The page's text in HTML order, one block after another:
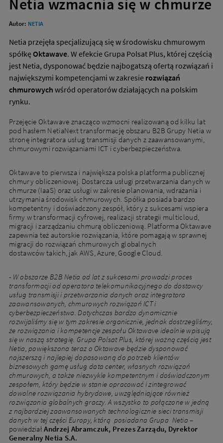
Netia wzmacnia się w chmurze
Autor: NETIA
Netia przejęła specjalizującą się w środowisku chmurowym
spółkęOktawave. W efekcie Grupa Polsat Plus, której częścią
jest Netia, dysponować będzie najbogatszą ofertą rozwiązań i
największymi kompetencjami w zakresie rozwiązań
chmurowych wśród operatorów działających na polskim
rynku.
Przejęcie Oktawave znacząco wzmocni realizowaną od kilku lat
pod hasłem NetiaNext transformację obszaru B2B Grupy Netia w
stronę integratora usług transmisji danych z zaawansowanymi,
chmurowymi rozwiązaniami ICT i cyberbezpieczeństwa.
Oktawave to pierwsza i największa polska platforma publicznej
chmury obliczeniowej. Dostarcza usługi przetwarzania danych w
chmurze (IaaS) oraz usługi w zakresie planowania, wdrażania i
utrzymania środowisk chmurowych. Spółka posiada bardzo
kompetentny i doświadczony zespół, który z sukcesami wspiera
firmy w transformacji cyfrowej, realizacji strategii multicloud,
migracji i zarządzaniu chmurą obliczeniową. Platforma Oktawave
zapewnia też autorskie rozwiązania, które pomagają w sprawnej
migracji do rozwiązań chmurowych globalnych
dostawców takich, jak AWS, Azure, Google Cloud.
- W obszarze B2B Netia od lat z sukcesami prowadzi proces
transformacji od operatora telekomunikacyjnego do dostawcy
usług transmisji i przetwarzania danych oraz integratora
zaawansowanych, chmurowych rozwiązań ICT i
cyberbezpieczeństwa. Dotychczas bardzo dynamicznie
rozwijaliśmy się w tym zakresie organicznie, jednak dostrzegliśmy,
że rozwiązania i kompetencje zespołu Oktawave idealnie wpisują
się w naszą strategię. Grupa Polsat Plus, której ważną częścią jest
Netia, powiększona teraz o Oktawave będzie dysponować
najszerszą i najlepiej dopasowaną do potrzeb klientów
biznesowych gamę usług data center, własnych rozwiązań
chmurowych, a także niezwykle kompetentnym i doświadczonym
zespołem, który będzie w stanie opracować i zintegrować
dowolne rozwiązania hybrydowe, uwzględniające również
rozwiązania globalnych graczy. A wszystko to połączone w jedną
z najbardziej zaawansowanych technologicznie sieci transmisji
danych w tej części Europy, którą posiadana Grupa Netia –
powiedział Andrzej Abramczuk, Prezes Zarządu, Dyrektor
Generalny Netia S.A.